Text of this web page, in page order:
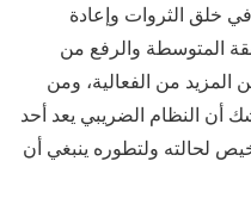
في خلق الثروات وإعادة
المتوسطة والرفع من
المزيد من الفعالية، ومن
أن النظام الضريبي يعد أحد
لحالته ولتطوره ينبغي أن